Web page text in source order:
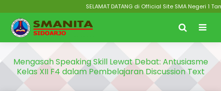
SELAMAT DATANG di Official Site SMA Negeri 1
Mengasah Speaking Skill Lewat Debat: Antusiasme
Kelas XII F4 dalam Pembelajaran Discussion Text